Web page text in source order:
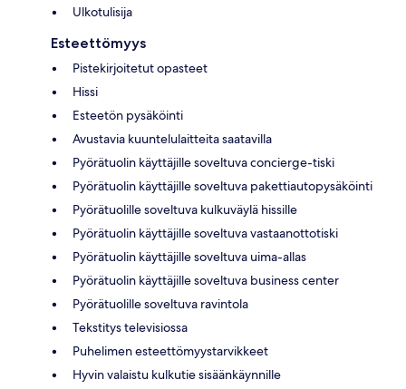
Ulkotulisija
Esteettömyys
Pistekirjoitetut opasteet
Hissi
Esteetön pysäköinti
Avustavia kuuntelulaitteita saatavilla
Pyörätuolin käyttäjille soveltuva concierge-tiski
Pyörätuolin käyttäjille soveltuva pakettiautopysäköinti
Pyörätuolille soveltuva kulkuväylä hissille
Pyörätuolin käyttäjille soveltuva vastaanottotiski
Pyörätuolin käyttäjille soveltuva uima-allas
Pyörätuolin käyttäjille soveltuva business center
Pyörätuolille soveltuva ravintola
Tekstitys televisiossa
Puhelimen esteettömyystarvikkeet
Hyvin valaistu kulkutie sisäänkäynnille